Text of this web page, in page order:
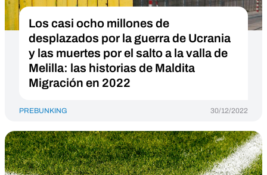
Los casi ocho millones de
desplazados por la guerra de Ucrania
y las muertes por el salto a la valla de
Melilla: las historias de Maldita
Migración en 2022
PREBUNKING 30/12/2022